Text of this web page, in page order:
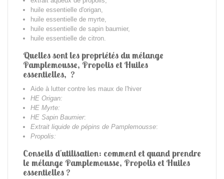
huile essentielle d'origan,
huile essentielle de myrte,
huile essentielle de sapin baumier,
huile essentielle de citron.
Quelles sont les propriétés du mélange
Pamplemousse, Propolis et Huiles
essentielles, ?
Aide à lutter contre les maux de l'hiver
HE Origan:
HE Myrte:
HE Sapin Baumier:
Extrait liquide de pépins de Pamplemousse:
Propolis:
Conseils d'utilisation: comment et quand prendre
le mélange Pamplemousse, Propolis et Huiles
essentielles ?